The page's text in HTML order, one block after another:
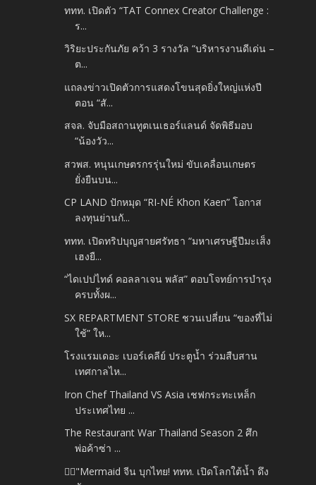
ททท. เปิดตัว “TAT Connex Creator Challenge :
ร...
วิริยะประกันภัย คว้า 3 รางวัล “บริหารงานดีเด่น –
ต...
แถลงข่าวเปิดตัวการแสดงโขนสุดยิ่งใหญ่แห่งปี
ตอน “สั...
สจล. จับมือสถานทูตเนเธอร์แลนด์ จัดพิธีมอบ
“น้องวัว...
สวพส. หนุนเกษตรกรรุ่นใหม่ ขับเคลื่อนเกษตร
ยั่งยืนบน...
CP LAND ปักหมุด “RI-NÉ Khon Kaen” โอกาส
ลงทุนย่านกั...
ททท. เปิดทริปบุญสายศรัทธา “มหาเศรษฐีปีมะเส็ง
เฮงยื...
“ไดเปปไทด์ คอลลาเจน พลัส” ตอบโจทย์การบำรุง
ครบทั้งผ...
SX REPARTMENT STORE ชวนเปลี่ยน “ของที่ไม่
ใช้” ให...
โรงแรมเดอะ เบอร์เคลีย์ ประตูน้ำ ร่วมสืบสาน
เทศกาลไห...
Iron Chef Thailand VS Asia เชฟกระทะเหล็ก
ประเทศไทย ...
The Restaurant War Thailand Season 2 ศึก
พ่อค้าซ่า ...
🧜‍♀️"Mermaid จีน บุกไทย! ททท. เปิดโลกใต้น้ำ ดึง